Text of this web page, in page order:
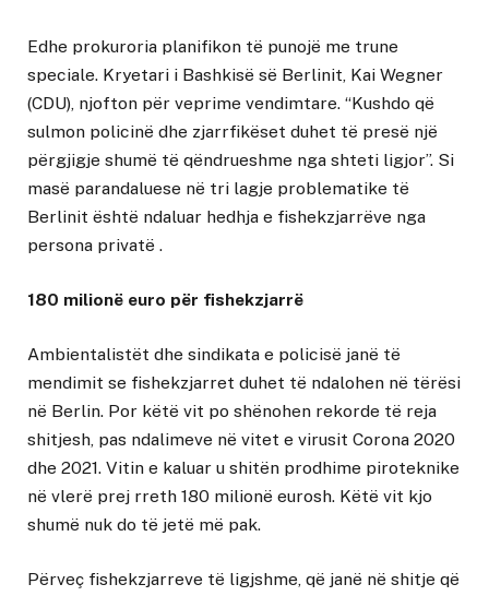
Edhe prokuroria planifikon të punojë me trune
speciale. Kryetari i Bashkisë së Berlinit, Kai Wegner
(CDU), njofton për veprime vendimtare. “Kushdo që
sulmon policinë dhe zjarrfikëset duhet të presë një
përgjigje shumë të qëndrueshme nga shteti ligjor”. Si
masë parandaluese në tri lagje problematike të
Berlinit është ndaluar hedhja e fishekzjarrëve nga
persona privatë .
180 milionë euro për fishekzjarrë
Ambientalistët dhe sindikata e policisë janë të
mendimit se fishekzjarret duhet të ndalohen në tërësi
në Berlin. Por këtë vit po shënohen rekorde të reja
shitjesh, pas ndalimeve në vitet e virusit Corona 2020
dhe 2021. Vitin e kaluar u shitën prodhime piroteknike
në vlerë prej rreth 180 milionë eurosh. Këtë vit kjo
shumë nuk do të jetë më pak.
Përveç fishekzjarreve të ligjshme, që janë në shitje që